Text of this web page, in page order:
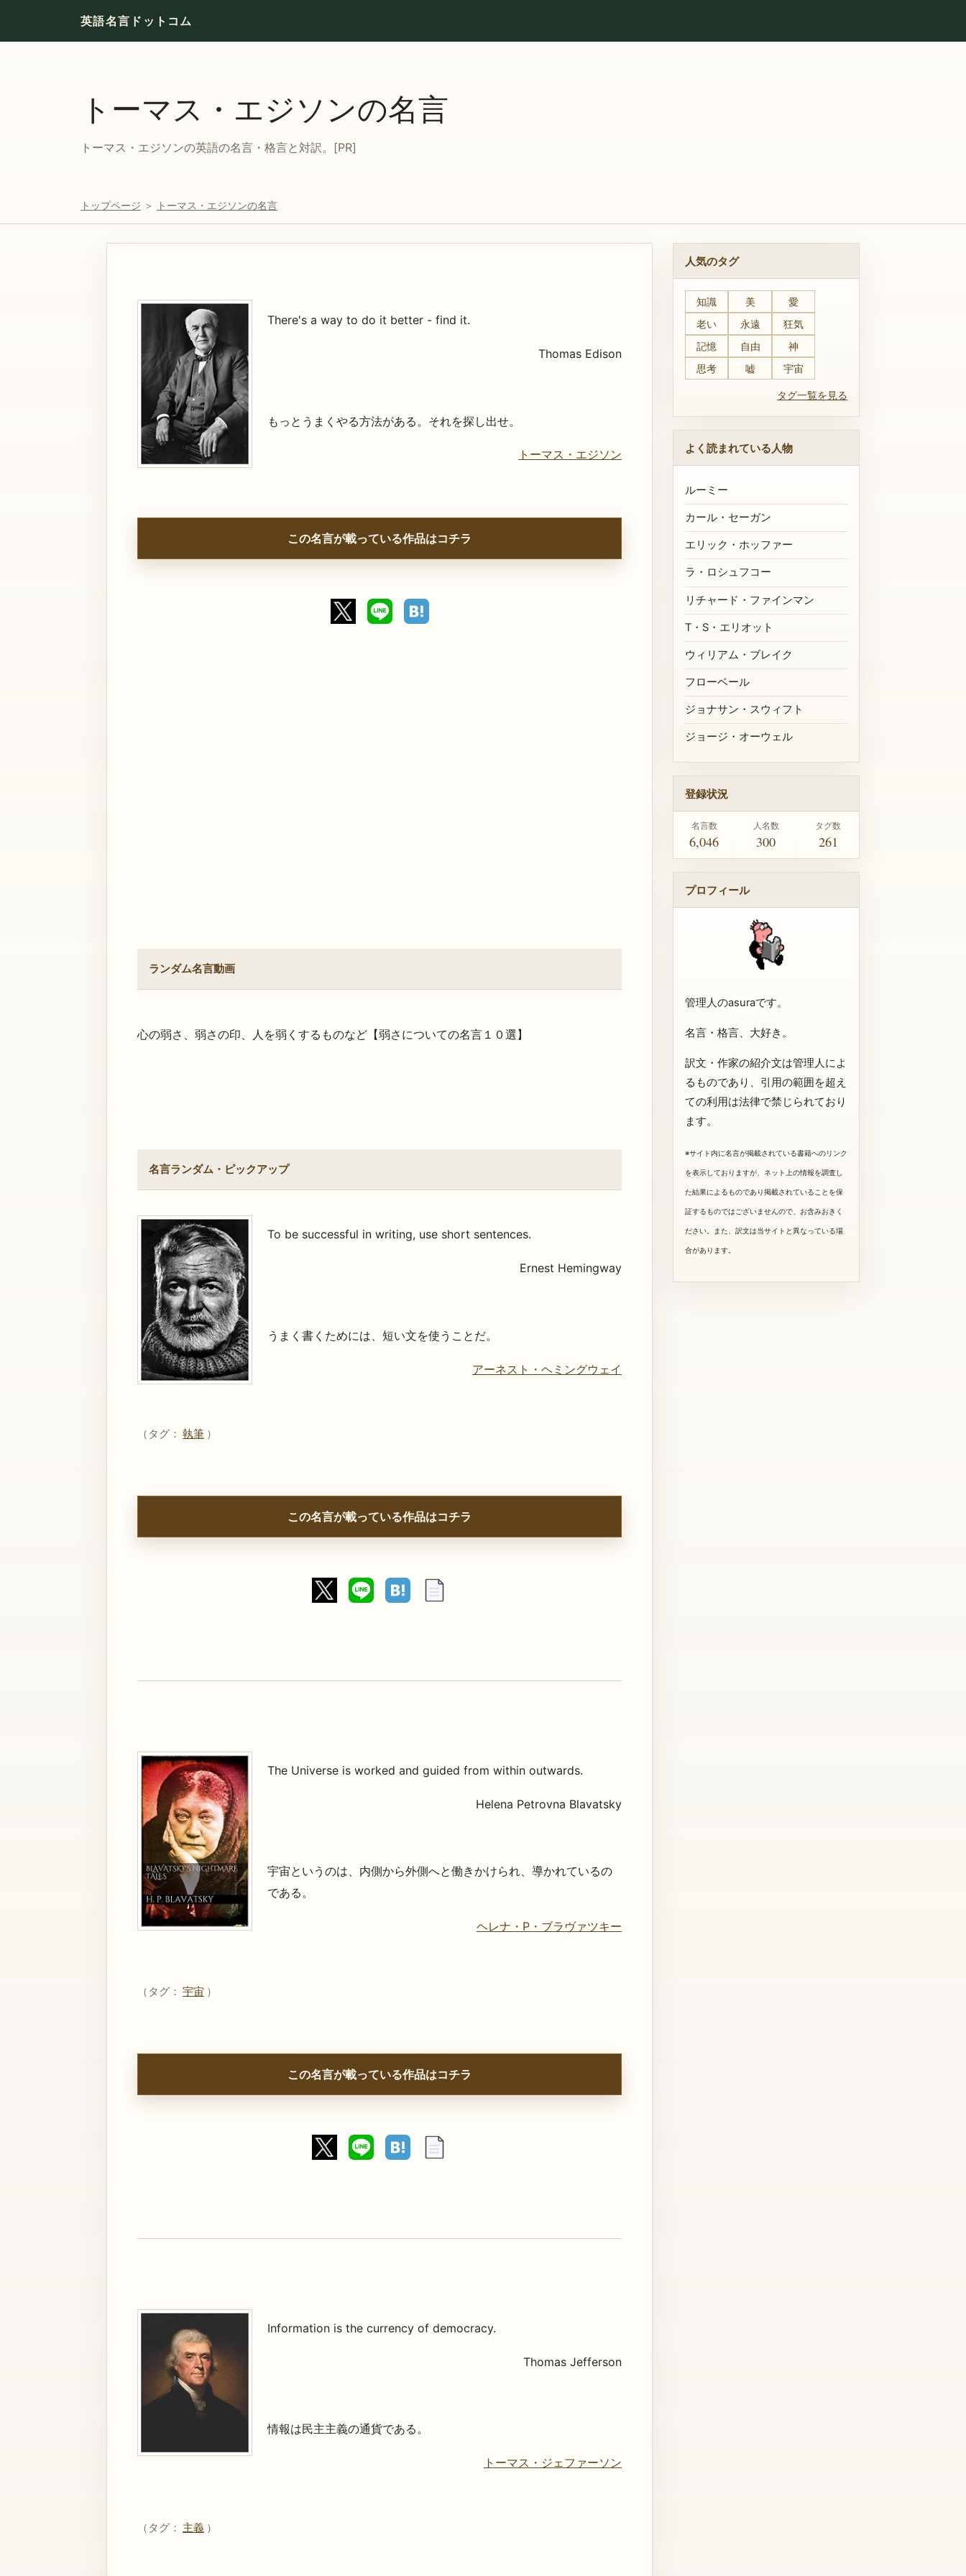
英語名言ドットコム
トーマス・エジソンの名言
トーマス・エジソンの英語の名言・格言と対訳。[PR]
トップページ ＞ トーマス・エジソンの名言
There's a way to do it better - find it.
Thomas Edison
もっとうまくやる方法がある。それを探し出せ。
トーマス・エジソン
この名言が載っている作品はコチラ
ランダム名言動画
心の弱さ、弱さの印、人を弱くするものなど【弱さについての名言１０選】
名言ランダム・ピックアップ
To be successful in writing, use short sentences.
Ernest Hemingway
うまく書くためには、短い文を使うことだ。
アーネスト・ヘミングウェイ
（タグ： 執筆 ）
この名言が載っている作品はコチラ
The Universe is worked and guided from within outwards.
Helena Petrovna Blavatsky
宇宙というのは、内側から外側へと働きかけられ、導かれているの
である。
ヘレナ・P・ブラヴァツキー
（タグ： 宇宙 ）
この名言が載っている作品はコチラ
Information is the currency of democracy.
Thomas Jefferson
情報は民主主義の通貨である。
トーマス・ジェファーソン
（タグ： 主義 ）
人気のタグ
知識 美
愛
老い
永遠
狂気
記憶
自由
神
思考
嘘 宇宙
タグ一覧を見る
よく読まれている人物
ルーミー
カール・セーガン
エリック・ホッファー
ラ・ロシュフコー
リチャード・ファインマン
T・S・エリオット
ウィリアム・ブレイク
フローベール
ジョナサン・スウィフト
ジョージ・オーウェル
登録状況
名言数
6,046
人名数
300
タグ数
261
プロフィール
管理人のasuraです。
名言・格言、大好き。
訳文・作家の紹介文は管理人によ
るものであり、引用の範囲を超え
ての利用は法律で禁じられており
ます。
※サイト内に名言が掲載されている書籍へのリンク
を表示しておりますが、ネット上の情報を調査し
た結果によるものであり掲載されていることを保
証するものではございませんので、お含みおきく
ださい。また、訳文は当サイトと異なっている場
合があります。